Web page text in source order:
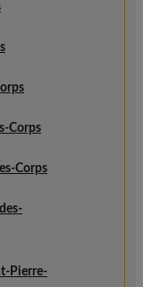
Corps
Corps
Pierre-